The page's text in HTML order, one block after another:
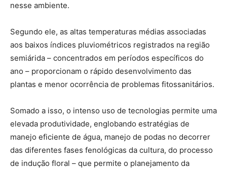
nesse ambiente.
Segundo ele, as altas temperaturas médias associadas
aos baixos índices pluviométricos registrados na região
semiárida – concentrados em períodos específicos do
ano – proporcionam o rápido desenvolvimento das
plantas e menor ocorrência de problemas fitossanitários.
Somado a isso, o intenso uso de tecnologias permite uma
elevada produtividade, englobando estratégias de
manejo eficiente de água, manejo de podas no decorrer
das diferentes fases fenológicas da cultura, do processo
de indução floral – que permite o planejamento da